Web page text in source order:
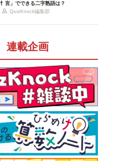
忄言」でできる二字熟語は？
QuizKnock編集部
連載企画